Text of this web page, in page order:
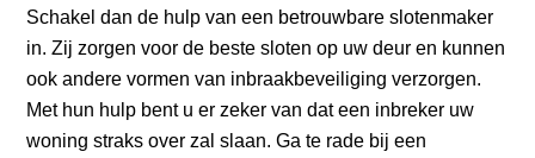
Schakel dan de hulp van een betrouwbare slotenmaker
in. Zij zorgen voor de beste sloten op uw deur en kunnen
ook andere vormen van inbraakbeveiliging verzorgen.
Met hun hulp bent u er zeker van dat een inbreker uw
woning straks over zal slaan. Ga te rade bij een